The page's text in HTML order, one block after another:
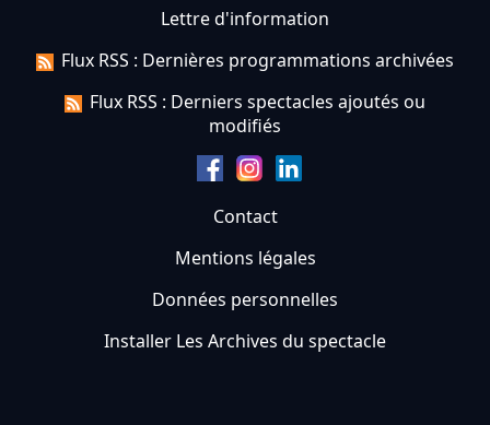
Lettre d'information
Flux RSS : Dernières programmations archivées
Flux RSS : Derniers spectacles ajoutés ou
modifiés
Contact
Mentions légales
Données personnelles
Installer Les Archives du spectacle